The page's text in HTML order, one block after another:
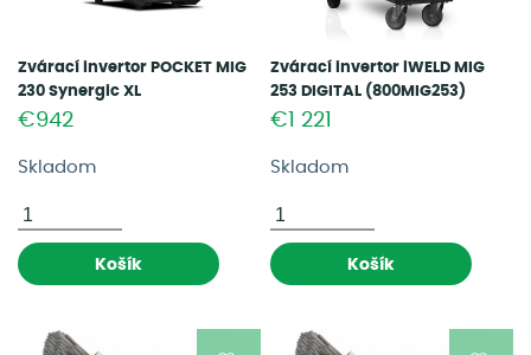
Zvárací invertor POCKET MIG
230 Synergic XL
(800MIG230SYN)
€942
Skladom
Košík
Zvárací invertor iWELD MIG
253 DIGITAL (800MIG253)
€1 221
Skladom
Košík